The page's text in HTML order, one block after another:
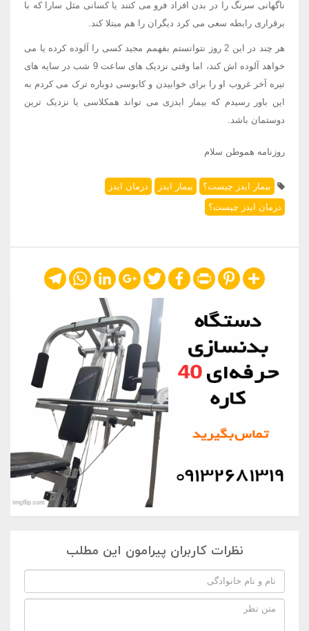
ناگهانی سرنگ را در بدن افراد فرو می کنند یا کسانی مثل سارا که با
برقراری رابطه سعی می کرد دیگران را هم مبتلا کند.
هر چند در این 2 روز نتوانستم بفهمم مجید کسی را آلوده کرده یا می
خواهد آلوده اش کند، اما وقتی نزدیک های ساعت 9 شب در سایه های
تیره آخر غروب او را برای خوابیدن و کابوسی دوباره ترک می کردم به
این باور رسیدم که بیمار ایدزی می تواند همکلاسی یا نزدیک ترین
دوستمان باشد.
روزنامه هموطن سلام
بیمار ایدز چیست؟ بیمار ایدز
درمان ایدز
درمان ایدز چیست؟
Share
Pinterest
Print
Facebook
Twitter
Google+
LinkedIn
WhatsApp
Telegram
نظرات کاربران پیرامون این مطلب